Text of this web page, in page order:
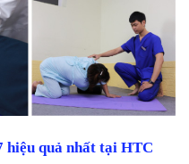
quả nhất tại HTC